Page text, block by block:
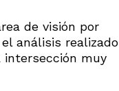
de visión por
análisis realizado
intersección muy